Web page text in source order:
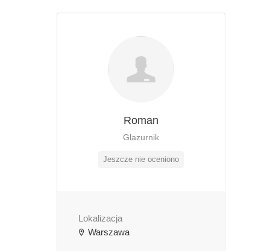
Roman
Glazurnik
Jeszcze nie oceniono
Lokalizacja
Warszawa